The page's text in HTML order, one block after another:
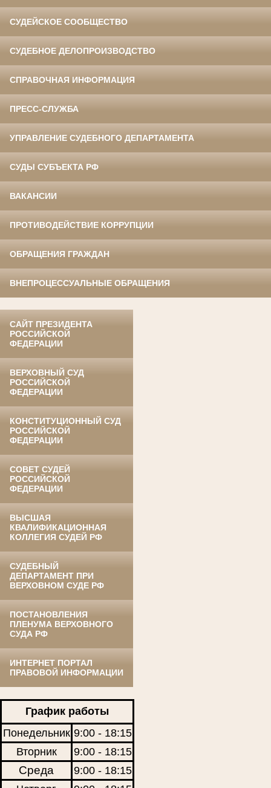
СУДЕЙСКОЕ СООБЩЕСТВО
СУДЕБНОЕ ДЕЛОПРОИЗВОДСТВО
СПРАВОЧНАЯ ИНФОРМАЦИЯ
ПРЕСС-СЛУЖБА
УПРАВЛЕНИЕ СУДЕБНОГО ДЕПАРТАМЕНТА
СУДЫ СУБЪЕКТА РФ
ВАКАНСИИ
ПРОТИВОДЕЙСТВИЕ КОРРУПЦИИ
ОБРАЩЕНИЯ ГРАЖДАН
ВНЕПРОЦЕССУАЛЬНЫЕ ОБРАЩЕНИЯ
САЙТ ПРЕЗИДЕНТА
РОССИЙСКОЙ
ФЕДЕРАЦИИ
ВЕРХОВНЫЙ СУД
РОССИЙСКОЙ
ФЕДЕРАЦИИ
КОНСТИТУЦИОННЫЙ СУД
РОССИЙСКОЙ
ФЕДЕРАЦИИ
СОВЕТ СУДЕЙ
РОССИЙСКОЙ
ФЕДЕРАЦИИ
ВЫСШАЯ
КВАЛИФИКАЦИОННАЯ
КОЛЛЕГИЯ СУДЕЙ РФ
СУДЕБНЫЙ
ДЕПАРТАМЕНТ ПРИ
ВЕРХОВНОМ СУДЕ РФ
ПОСТАНОВЛЕНИЯ
ПЛЕНУМА ВЕРХОВНОГО
СУДА РФ
ИНТЕРНЕТ ПОРТАЛ
ПРАВОВОЙ ИНФОРМАЦИИ
График работы
Понедельник 9:00 - 18:15
Вторник
9:00 - 18:15
Среда
9:00 - 18:15